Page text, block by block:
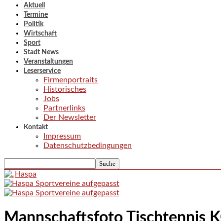
Aktuell
Termine
Politik
Wirtschaft
Sport
Stadt News
Veranstaltungen
Leserservice
Firmenportraits
Historisches
Jobs
Partnerlinks
Der Newsletter
Kontakt
Impressum
Datenschutzbedingungen
Mannschaftsfoto Tischtennis